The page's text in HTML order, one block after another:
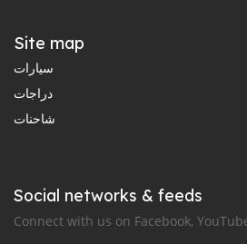
Site map
سيارات
دراجات
شاحنات
Social networks & feeds
Connect with us on Facebook,